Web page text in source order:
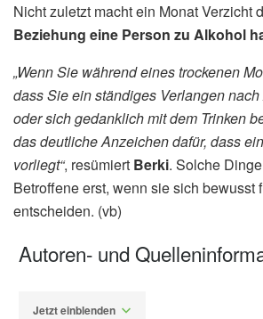
Nicht zuletzt macht ein Monat Verzicht
Beziehung eine Person zu Alkohol
„Wenn Sie während eines trockenen
dass Sie ein ständiges Verlangen
oder sich gedanklich mit dem Trinken
das deutliche Anzeichen dafür, dass
vorliegt“, resümiert Berki. Solche
Betroffene erst, wenn sie sich bewusst
entscheiden. (vb)
Autoren- und
Jetzt einblenden